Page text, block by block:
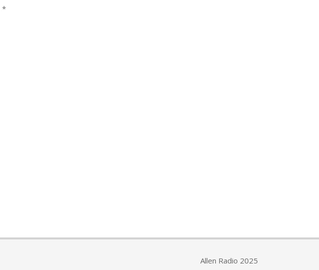
*
Allen Radio 2025